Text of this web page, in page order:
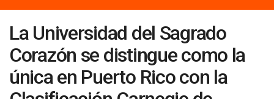
La Universidad del Sagrado
Corazón se distingue como la
única en Puerto Rico con la